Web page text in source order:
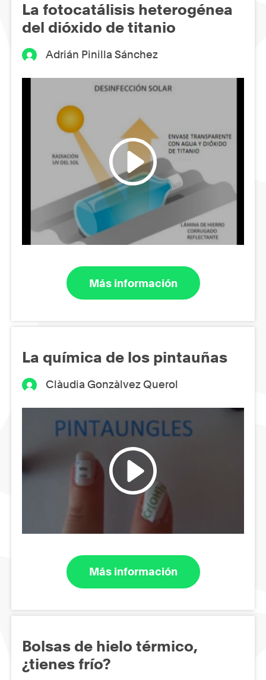
La fotocatálisis heterogénea
del dióxido de titanio
Adrián Pinilla Sánchez
Más información
La química de los pintauñas
Clàudia Gonzàlvez Querol
Más información
Bolsas de hielo térmico,
¿tienes frío?